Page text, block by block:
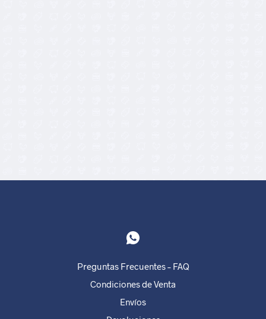
Preguntas Frecuentes – FAQ
Condiciones de Venta
Envíos